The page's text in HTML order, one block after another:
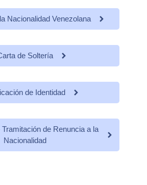
Nacionalidad Venezolana
de Soltería
de Identidad
de Renuncia a la
Nacionalidad